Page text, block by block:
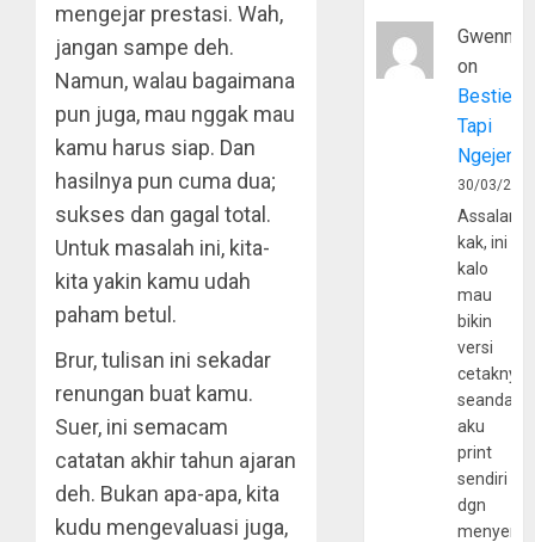
mengejar prestasi. Wah,
jangan sampe deh.
Namun, walau bagaimana
pun juga, mau nggak mau
kamu harus siap. Dan
hasilnya pun cuma dua;
sukses dan gagal total.
Untuk masalah ini, kita-
kita yakin kamu udah
paham betul.
Brur, tulisan ini sekadar
renungan buat kamu.
Suer, ini semacam
catatan akhir tahun ajaran
deh. Bukan apa-apa, kita
kudu mengevaluasi juga,
Gwenny
on
Bestie
Tapi
30/03/
kak, ini
kalo
mau
bikin
versi
cetaknya
aku
print
sendiri
dgn